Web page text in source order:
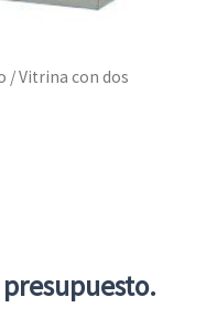
/ Vitrina con dos